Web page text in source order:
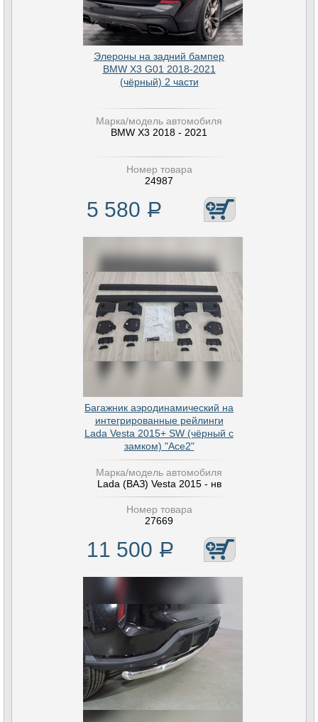
Элероны на задний бампер
BMW X3 G01 2018-2021
(чёрный) 2 части
Марка/модель автомобиля
BMW X3 2018 - 2021
Номер товара
24987
5 580 Р
Багажник аэродинамический на
интегрированные рейлинги
Lada Vesta 2015+ SW (чёрный с
замком) "Ace2"
Марка/модель автомобиля
Lada (ВАЗ) Vesta 2015 - нв
Номер товара
27669
11 500 Р